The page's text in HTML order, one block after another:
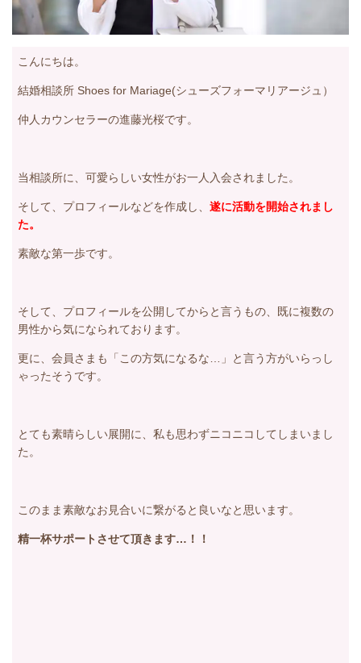
こんにちは。
結婚相談所 Shoes for Mariage(シューズフォーマリアージュ）
仲人カウンセラーの進藤光桜です。
当相談所に、可愛らしい女性がお一人入会されました。
そして、プロフィールなどを作成し、 遂に活動を開始されまし
た。
素敵な第一歩です。
そして、プロフィールを公開してからと言うもの、既に複数の
男性から気になられております。
更に、会員さまも「この方気になるな…」と言う方がいらっし
ゃったそうです。
とても素晴らしい展開に、私も思わずニコニコしてしまいまし
た。
このまま素敵なお見合いに繋がると良いなと思います。
精一杯サポートさせて頂きます…！！